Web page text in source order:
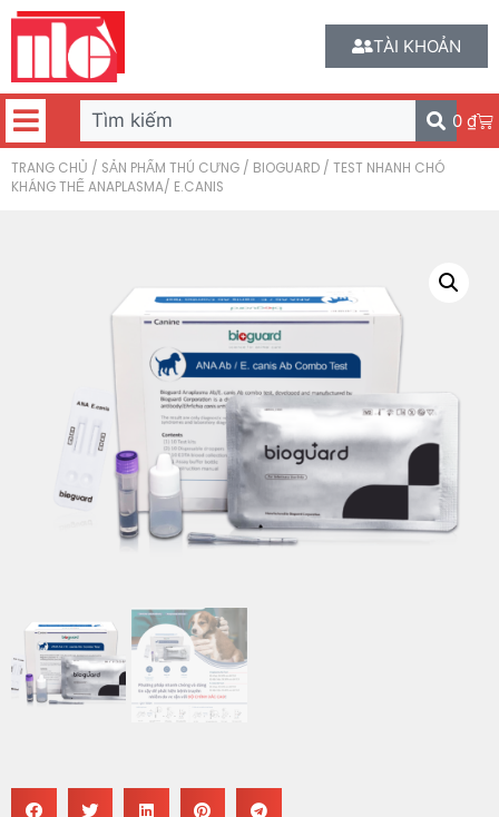
TÀI KHOẢN
0 ₫
TRANG CHỦ / SẢN PHẨM THÚ CƯNG / BIOGUARD / TEST NHANH CHÓ
KHÁNG THỂ ANAPLASMA/ E.CANIS